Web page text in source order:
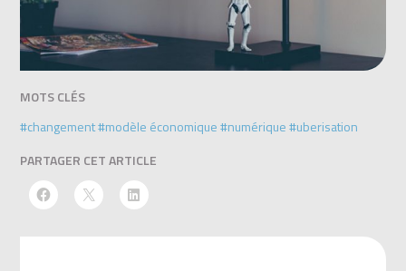
MOTS CLÉS
#changement#modèle économique #numérique #uberisation
PARTAGER CET ARTICLE